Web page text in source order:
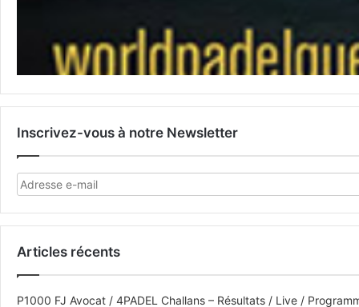
Inscrivez-vous à notre Newsletter
Articles récents
P1000 FJ Avocat / 4PADEL Challans – Résultats / Live /